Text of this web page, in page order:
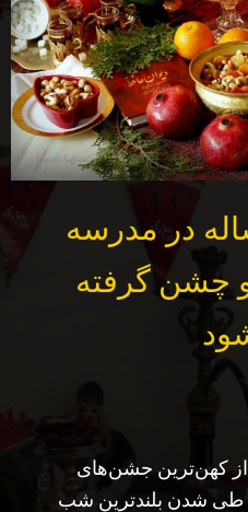
در مدرسه
چشن گرفته
کهن‌ترین جشن‌های
طی شدن بلندترین شب